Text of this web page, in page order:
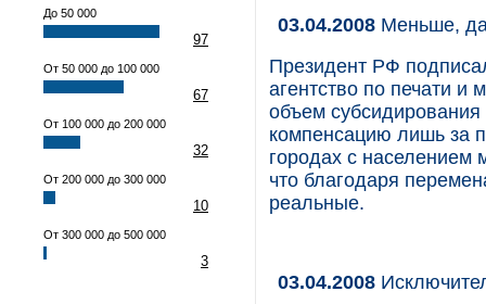
До 50 000
97
От 50 000 до 100 000
67
От 100 000 до 200 000
32
От 200 000 до 300 000
10
От 300 000 до 500 000
3
03.04.2008 Меньше,
Президент РФ
агентство по печати и
объем
компенсацию лишь за
городах с населением
что благодаря
реальные.
03.04.2008